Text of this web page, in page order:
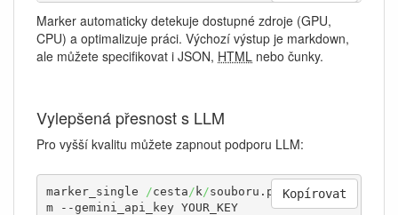
Marker automaticky detekuje dostupné zdroje (GPU,
CPU) a optimalizuje práci. Výchozí výstup je markdown,
ale můžete specifikovat i JSON, HTML nebo čunky.
Vylepšená přesnost s LLM
Pro vyšší kvalitu můžete zapnout podporu LLM:
marker_single /cesta / k /souboru.pdf --use_ll
m --gemini_api_key YOUR_KEY
Kopírovat